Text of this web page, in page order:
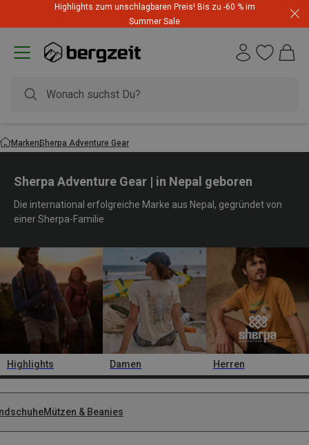
Highlights zum unschlagbaren Preis! Bis zu -60 % im
Summer Sale
MarkenSherpa Adventure Gear
Sherpa Adventure Gear | in Nepal geboren
Die international erfolgreiche Marke aus Nepal, gegründet von
einer Sherpa-Familie
Highlights Damen Herren
Mützen & Beanies